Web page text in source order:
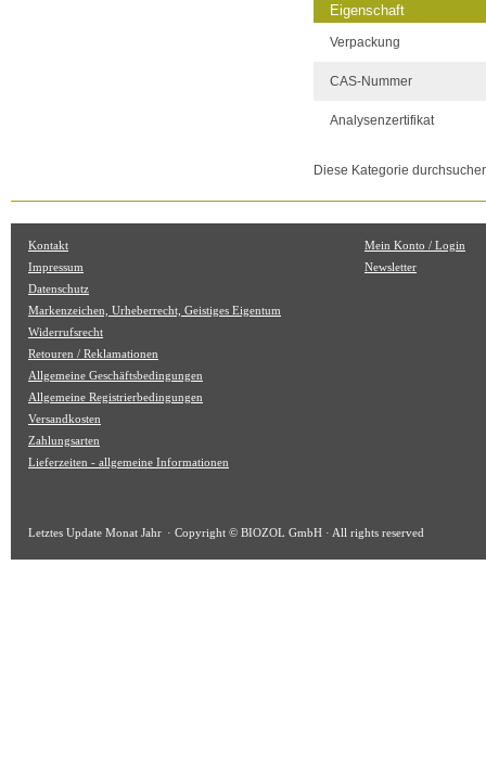
Eigenschaft
Verpackung
CAS-Nummer
Analysenzertifikat
Diese Kategorie
Kontakt
Impressum
Datenschutz
Markenzeichen, Urheberrecht, Geistiges Eigentum
Widerrufsrecht
Retouren / Reklamationen
Allgemeine Geschäftsbedingungen
Allgemeine Registrierbedingungen
Versandkosten
Zahlungsarten
Lieferzeiten - allgemeine Informationen
Mein Konto / Login
Newsletter
Letztes Update Monat Jahr · Copyright © BIOZOL GmbH · All rights reserved